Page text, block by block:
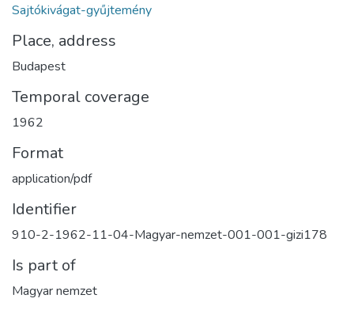
Sajtókivágat-gyűjtemény
Place, address
Budapest
Temporal coverage
1962
Format
application/pdf
Identifier
910-2-1962-11-04-Magyar-nemzet-001-001-gizi178
Is part of
Magyar nemzet